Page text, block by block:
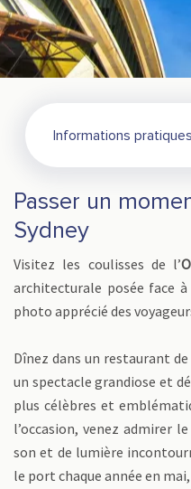
Informations pratiques
Passer un
Sydney
Visitez les coulisses de l’
architecturale posée face à
photo apprécié des
Dînez dans un restaurant
un spectacle grandiose et
plus célèbres et
l’occasion, venez admirer le
son et de lumière
le port chaque année en